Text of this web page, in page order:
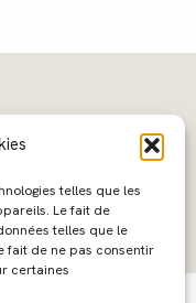
telles que les
Le fait de
telles que le
fait de ne pas consentir
certaines
Azur Média